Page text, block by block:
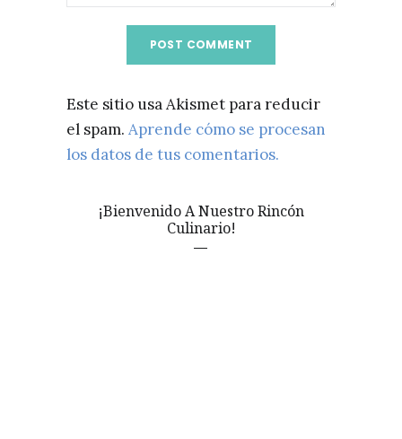
Este sitio usa Akismet para reducir
el spam. Aprende cómo se procesan
los datos de tus comentarios.
¡Bienvenido A Nuestro Rincón
Culinario!